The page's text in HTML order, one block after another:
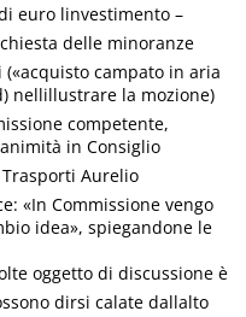
euro linvestimento –
delle minoranze
campato in aria
nellillustrare la mozione)
competente,
in Consiglio
Trasporti Aurelio
«In Commissione vengo
idea», spiegandone le
oggetto di discussione è
dirsi calate dallalto